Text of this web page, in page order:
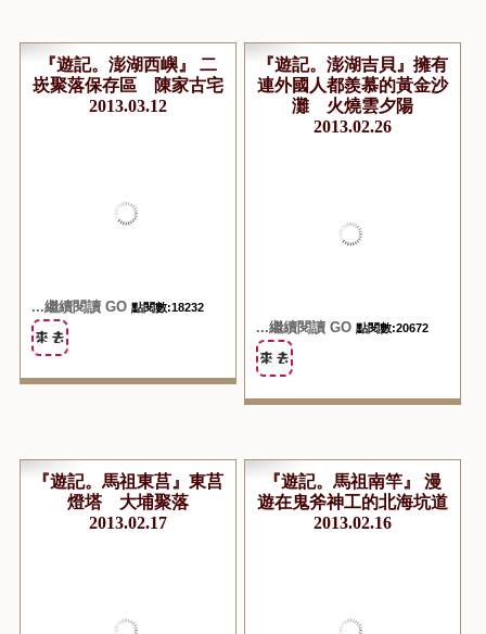
『遊記。澎湖西嶼』 二
崁聚落保存區 陳家古宅
2013.03.12
...繼續閱讀 GO 點閱數:18232
『遊記。澎湖吉貝』擁有
連外國人都羨慕的黃金沙
灘 火燒雲夕陽
2013.02.26
...繼續閱讀 GO 點閱數:20672
『遊記。馬祖東莒』東莒
燈塔 大埔聚落
2013.02.17
『遊記。馬祖南竿』 漫
遊在鬼斧神工的北海坑道
2013.02.16